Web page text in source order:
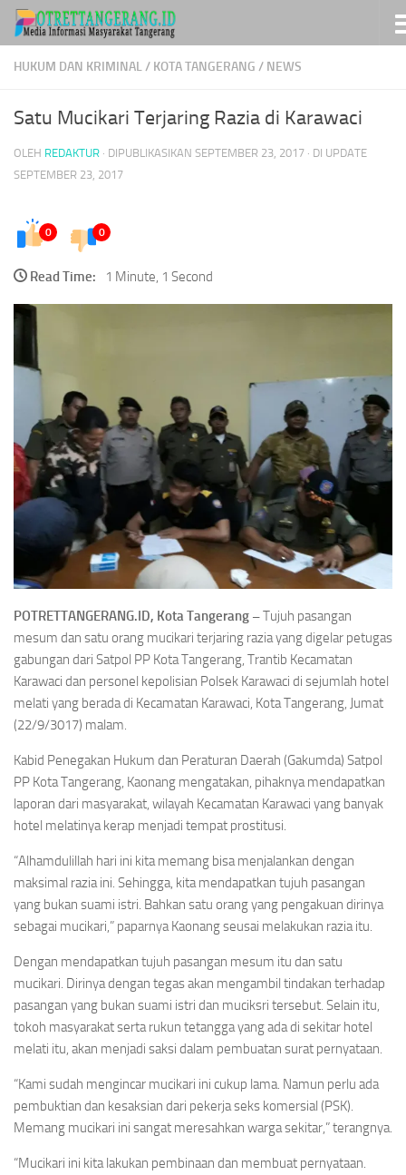
Skip to content
HUKUM DAN KRIMINAL/ KOTA TANGERANG / NEWS
Satu Mucikari Terjaring Razia di Karawaci
OLEH REDAKTUR · DIPUBLIKASIKAN SEPTEMBER 23, 2017 · DI UPDATE
SEPTEMBER 23, 2017
0 0
Read Time: 1 Minute, 1 Second
POTRETTANGERANG.ID, Kota Tangerang –Tujuh pasangan
mesum dan satu orang mucikari terjaring razia yang digelar petugas
gabungan dari Satpol PP Kota Tangerang, Trantib Kecamatan
Karawaci dan personel kepolisian Polsek Karawaci di sejumlah hotel
melati yang berada di Kecamatan Karawaci, Kota Tangerang, Jumat
(22/9/3017) malam.
Kabid Penegakan Hukum dan Peraturan Daerah (Gakumda) Satpol
PP Kota Tangerang, Kaonang mengatakan, pihaknya mendapatkan
laporan dari masyarakat, wilayah Kecamatan Karawaci yang banyak
hotel melatinya kerap menjadi tempat prostitusi.
“Alhamdulillah hari ini kita memang bisa menjalankan dengan
maksimal razia ini. Sehingga, kita mendapatkan tujuh pasangan
yang bukan suami istri. Bahkan satu orang yang pengakuan dirinya
sebagai mucikari,” paparnya Kaonang seusai melakukan razia itu.
Dengan mendapatkan tujuh pasangan mesum itu dan satu
mucikari. Dirinya dengan tegas akan mengambil tindakan terhadap
pasangan yang bukan suami istri dan muciksri tersebut. Selain itu,
tokoh masyarakat serta rukun tetangga yang ada di sekitar hotel
melati itu, akan menjadi saksi dalam pembuatan surat pernyataan.
“Kami sudah mengincar mucikari ini cukup lama. Namun perlu ada
pembuktian dan kesaksian dari pekerja seks komersial (PSK).
Memang mucikari ini sangat meresahkan warga sekitar,” terangnya.
“Mucikari ini kita lakukan pembinaan dan membuat pernyataan.